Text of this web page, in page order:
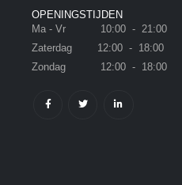
OPENINGSTIJDEN
Ma - Vr 10:00 - 21:00
Zaterdag 12:00 - 18:00
Zondag 12:00 - 18:00